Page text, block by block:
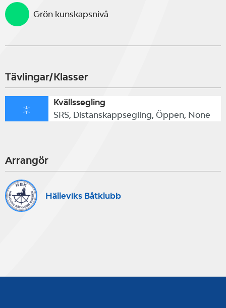
Grön kunskapsnivå
Tävlingar/Klasser
Kvällssegling
SRS, Distanskappsegling, Öppen, None
Arrangör
Hälleviks Båtklubb